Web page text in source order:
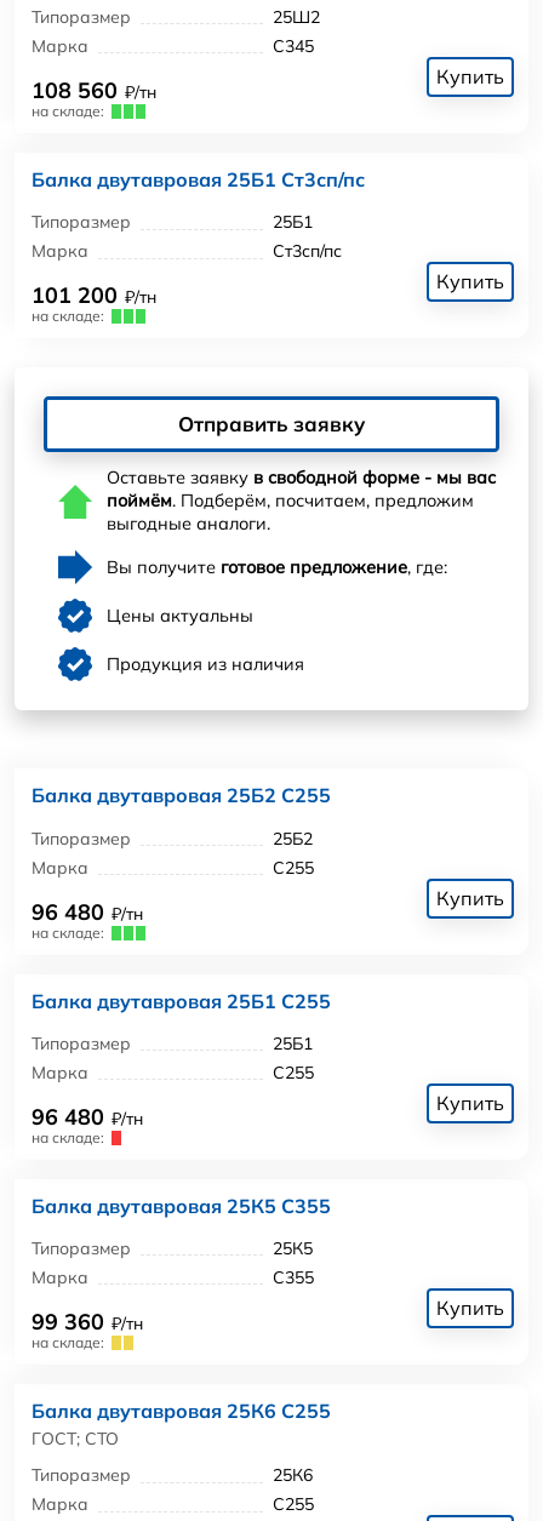
Типоразмер
25Ш2
Марка
С345
108 560 ₽/тн
на складе:
Купить
Балка двутавровая 25Б1 Ст3сп/пс
Типоразмер
25Б1
Марка
Ст3сп/пс
101 200 ₽/тн
на складе:
Купить
Отправить заявку
Оставьте заявку в свободной форме - мы вас
поймём. Подберём, посчитаем, предложим
выгодные аналоги.
Вы получите готовое предложение, где:
Цены актуальны
Продукция из наличия
Балка двутавровая 25Б2 С255
Типоразмер
25Б2
Марка
С255
96 480 ₽/тн
на складе:
Купить
Балка двутавровая 25Б1 С255
Типоразмер
25Б1
Марка
С255
96 480 ₽/тн
на складе:
Купить
Балка двутавровая 25К5 С355
Типоразмер
25К5
Марка
С355
99 360 ₽/тн
на складе:
Купить
Балка двутавровая 25К6 С255
ГОСТ; СТО
Типоразмер
25К6
Марка
С255